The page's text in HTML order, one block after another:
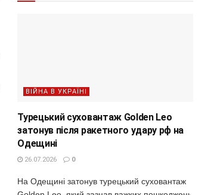
ВІЙНА В УКРАЇНІ
Турецький суховантаж Golden Leo
затонув після ракетного удару рф на
Одещині
26.07.2026 0
На Одещині затонув турецький суховантаж